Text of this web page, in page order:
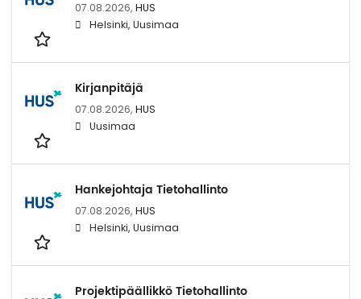
07.08.2026, HUS
Helsinki, Uusimaa
Kirjanpitäjä
07.08.2026, HUS
Uusimaa
Hankejohtaja Tietohallinto
07.08.2026, HUS
Helsinki, Uusimaa
Projektipäällikkö Tietohallinto